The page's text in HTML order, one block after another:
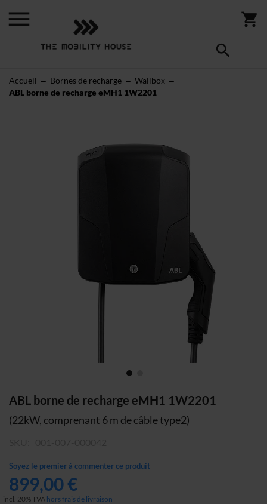
Accueil Bornes de recharge
Wallbox
ABL borne de recharge eMH1 1W2201
Skip
the
the
images
gallery
ABL borne de recharge eMH1 1W2201
(22kW, comprenant 6 m de câble type2)
Soyez le premier à commenter ce produit
899,00 €
incl. 20% TVA hors frais de livraison